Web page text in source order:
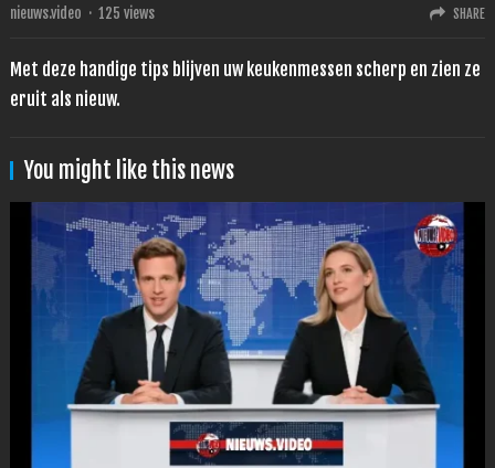
nieuws.video · 125 views SHARE
Met deze handige tips blijven uw keukenmessen scherp en zien ze
eruit als nieuw.
You might like this news